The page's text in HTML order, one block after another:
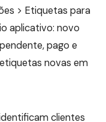
> Etiquetas para
aplicativo: novo
pago e
novas em